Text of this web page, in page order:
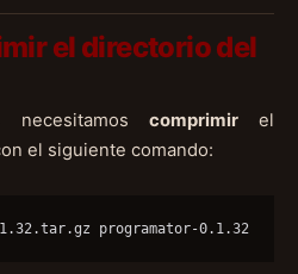
el directorio del
necesitamos comprimirel
el siguiente comando:
programator-0.1.32